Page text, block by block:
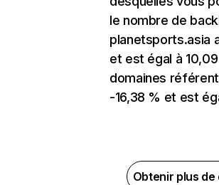
le nombre de
planetsports.asia
et est égal à
domaines
-16,38 % et est
Obtenir plus